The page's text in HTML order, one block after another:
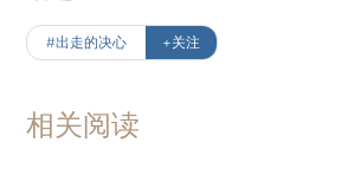
#出走的决心 +关注
相关阅读